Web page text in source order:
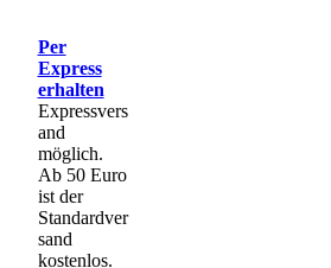
Per
Express
erhalten
Expressvers
and
möglich.
Ab 50 Euro
ist der
Standardver
sand
kostenlos.